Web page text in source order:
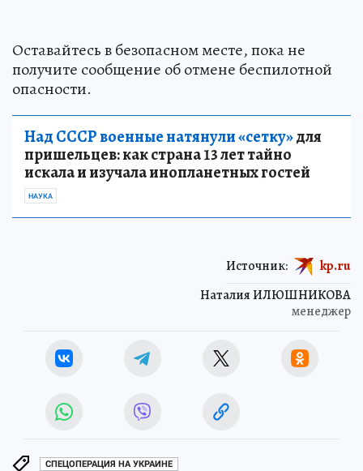
Оставайтесь в безопасном месте, пока не
получите сообщение об отмене беспилотной
опасности.
Над СССР военные натянули «сетку»для
пришельцев: как страна 13 лет тайно
искала и изучала инопланетных гостей
НАУКА
Наталия ИЛЮШНИКОВА
менеджер
Источник: kp.ru
СПЕЦОПЕРАЦИЯ НА УКРАИНЕ